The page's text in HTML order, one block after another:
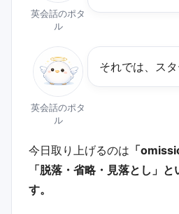
英会話のポタ
ル
英会話のポタ
ル
それでは、スタ
今日取り上げるのは 「
「脱落・省略・見落とし」
す。